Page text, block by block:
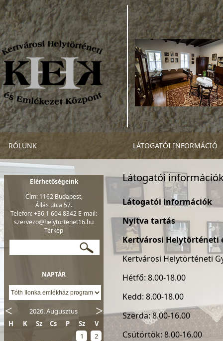
RÓLUNK LÁTOGATÓI INFORMÁCIÓ
Elérhetőségeink
Cím: 1162 Budapest,
Állás utca 57.
Telefon: +36 1 604 8342 E-mail:
szervezo@helytortenet16.hu
Térkép
NAPTÁR
2026. Augusztus
H
K Sz Cs P Sz
V
1
2
Látogatói
Látogatói információk
Nyitva tartás
Kertvárosi Helytörténeti
Kertvárosi Helytörténeti
Hétfő: 8.00-18.00
Kedd: 8.00-18.00
Szerda: 8.00-16.00
Csütörtök: 8.00-16.00